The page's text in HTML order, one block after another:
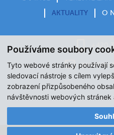
Používáme soubory
Tyto webové stránky používají
sledovací nástroje s cílem
zobrazení přizpůsobeného
návštěvnosti webových
AKTUALITY
O
+420